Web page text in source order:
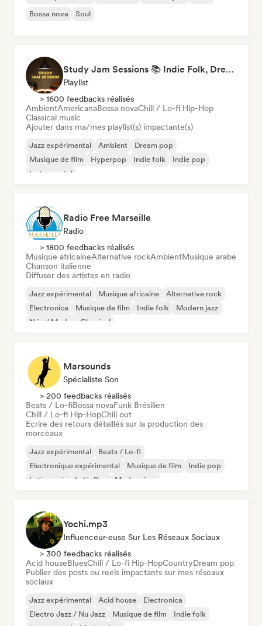
Bossa nova
Soul
Study Jam Sessions 📚 Indie Folk, Dream Pop & Singer-Songwriter
Playlist
> 1600 feedbacks réalisés
AmbientAmericanaBossa novaChill / Lo-fi Hip-Hop
Classical music
Ajouter dans ma/mes playlist(s) impactante(s)
Jazz expérimental Ambient
Dream pop
Musique de film
Hyperpop Indie folk
Indie pop
Instrumental
Radio Free Marseille
Radio
> 1800 feedbacks réalisés
Musique africaineAlternative rockAmbientMusique arabe
Chanson italienne
Diffuser des artistes en radio
Jazz expérimental Musique africaine
Alternative rock
Electronica
Musique de film Indie folk
Modern jazz
Néo / Modern Classical
Marsounds
Spécialiste Son
> 200 feedbacks réalisés
Beats / Lo-fiBossa novaFunk Brésilien
Chill / Lo-fi Hip-HopChill out
Ecrire des retours détaillés sur la production des
morceaux
Jazz expérimental
Beats / Lo-fi
Electronique expérimental
Musique de film
Indie pop
Latin music
Latin Pop Modern jazz
Yochi.mp3
Influenceur·euse Sur Les Réseaux Sociaux
> 300 feedbacks réalisés
Acid houseBluesChill / Lo-fi Hip-HopCountryDream pop
Publier des posts ou reels impactants sur mes réseaux
sociaux
Jazz expérimental Acid house
Electronica
Electro Jazz / Nu Jazz
Musique de film
Indie folk